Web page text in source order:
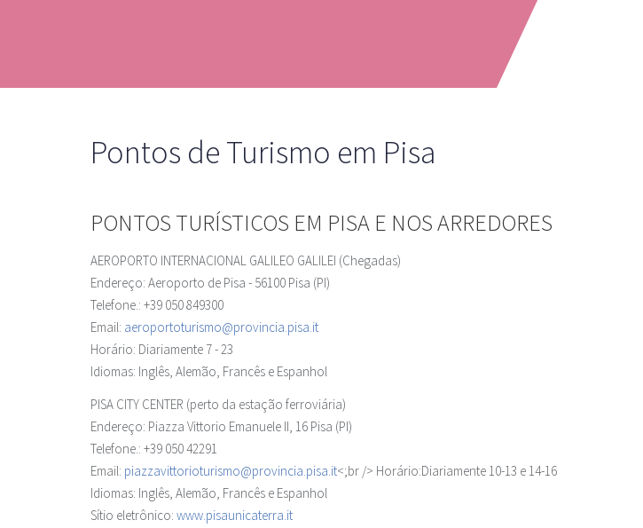
Pontos de Turismo em Pisa
PONTOS TURÍSTICOS EM PISA E NOS ARREDORES
AEROPORTO INTERNACIONAL GALILEO GALILEI (Chegadas)
Endereço: Aeroporto de Pisa - 56100 Pisa (PI)
Telefone.: +39 050 849300
Email: aeroportoturismo@provincia.pisa.it
Horário: Diariamente 7 - 23
Idiomas: Inglês, Alemão, Francês e Espanhol
PISA CITY CENTER (perto da estação ferroviária)
Endereço: Piazza Vittorio Emanuele II, 16 Pisa (PI)
Telefone.: +39 050 42291
Email: piazzavittorioturismo@provincia.pisa.it<;br /> Horário:Diariamente 10-13 e 14-16
Idiomas: Inglês, Alemão, Francês e Espanhol
Sítio eletrônico: www.pisaunicaterra.it